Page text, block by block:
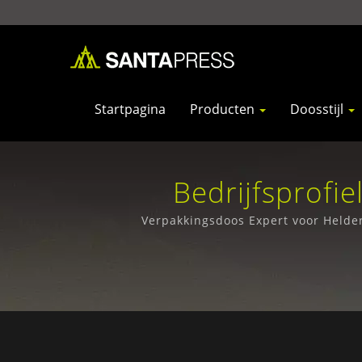
Startpagina Producten Doosstijl
Verpakkingsdoos Expert voor